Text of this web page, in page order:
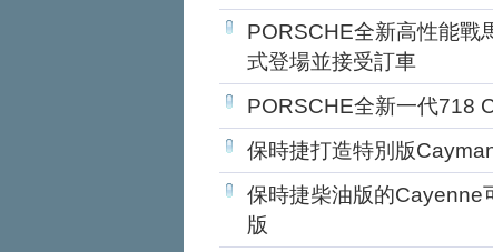
PORSCHE全新高性能戰
式登場並接受訂車
PORSCHE全新一代718
保時捷打造特別版
保時捷柴油版的Cayenne
版